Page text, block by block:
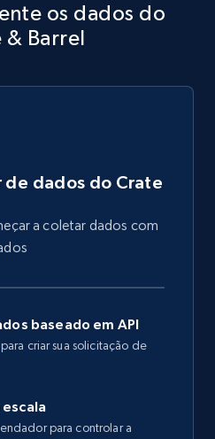
os dados do
& Barrel
de dados do Crate
a coletar dados com
baseado em API
criar sua solicitação de
para controlar a